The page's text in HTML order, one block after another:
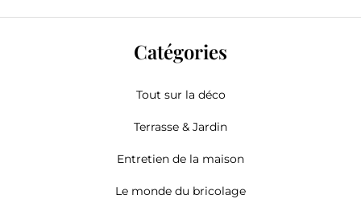
Catégories
Tout sur la déco
Terrasse & Jardin
Entretien de la maison
Le monde du bricolage